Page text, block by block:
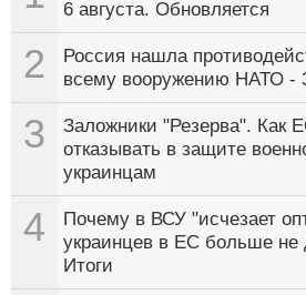
6 августа. Обновляется
2
Россия нашла
всему вооружению НАТО -
3
Заложники "Резерва". Как
отказывать в защите
украинцам
4
Почему в ВСУ "исчезает
украинцев в ЕС больше не
Итоги